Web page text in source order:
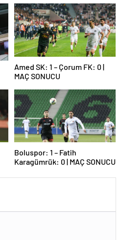
Amed SK: 1 – Çorum FK: 0 |
MAÇ SONUCU
Boluspor: 1 – Fatih
Karagümrük: 0 | MAÇ SONUCU